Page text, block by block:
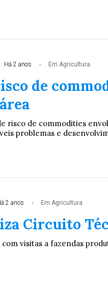
Há 2 anos Em Agricultura
de
risco de commodities
problemas e
2 anos Em Agricultura
Circuito
visitas a fazendas